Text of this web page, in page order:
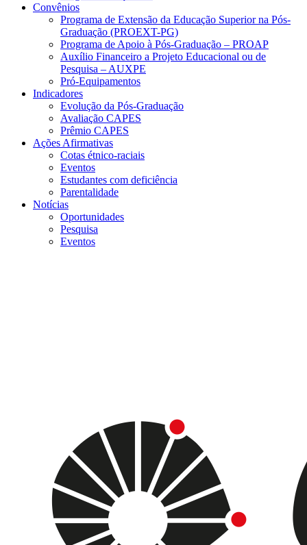
Convênios
Programa de Extensão da Educação Superior na Pós-
Graduação (PROEXT-PG)
Programa de Apoio à Pós-Graduação – PROAP
Auxílio Financeiro a Projeto Educacional ou de
Pesquisa – AUXPE
Pró-Equipamentos
Indicadores
Evolução da Pós-Graduação
Avaliação CAPES
Prêmio CAPES
Ações Afirmativas
Cotas étnico-raciais
Eventos
Estudantes com deficiência
Parentalidade
Notícias
Oportunidades
Pesquisa
Eventos